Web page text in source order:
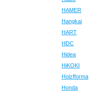
HAMER
Hangkai
HART
HDC
Hidea
HiKOKI
Holzfforma
Honda